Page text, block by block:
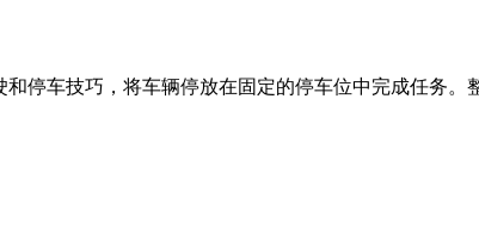
停车技巧，将车辆停放在固定的停车位中完成任务。